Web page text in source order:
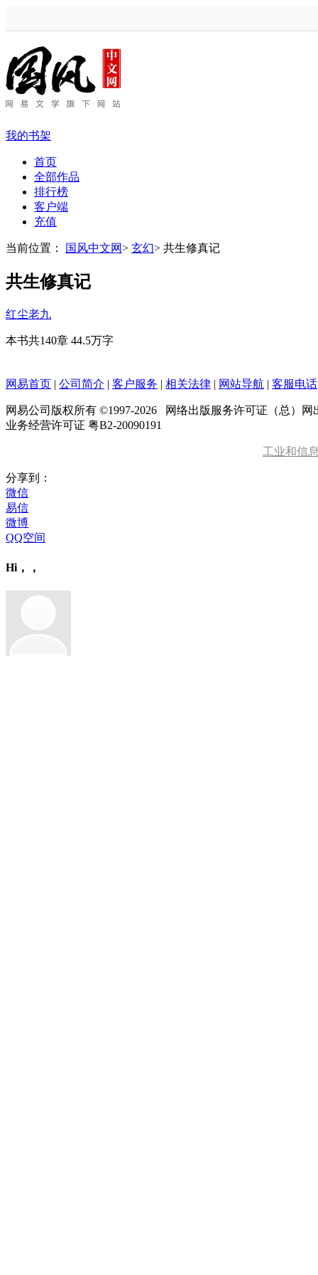
我的书架
首页
全部作品
排行榜
客户端
充值
当前位置： 国风中文网> 玄幻> 共生修真记
共生修真记
红尘老九
本书共140章 44.5万字
网易首页 | 公司简介 | 客户服务 | 相关法律 | 网站导航 | 客服电话
网易公司版权所有 ©1997-2026 网络出版服务许可证（总）网
业务经营许可证 粤B2-20090191
工业和信
分享到：
微信
易信
微博
QQ空间
Hi，，